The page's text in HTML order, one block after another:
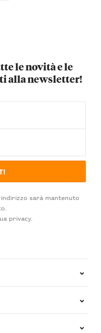
le novità e le
alla newsletter!
sarà mantenuto
privacy.